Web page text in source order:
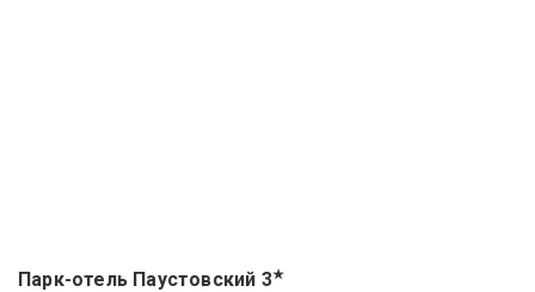
Парк-отель Паустовский 3★